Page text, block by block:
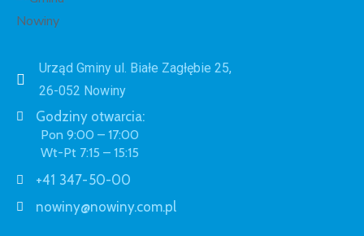
Urząd Gminy ul. Białe Zagłębie 25,
26-052 Nowiny
Godziny otwarcia:
Pon 9:00 – 17:00
Wt-Pt 7:15 – 15:15
+41 347-50-00
nowiny@nowiny.com.pl